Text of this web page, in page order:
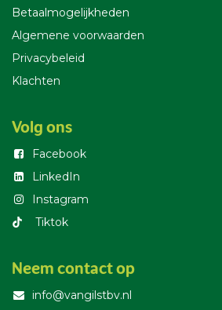
Betaalmogelijkheden
Algemene voorwaarden
Privacybeleid
Klachten
Volg ons
Facebook
LinkedIn
Instagram
T​iktok
Neem contact op
info@vangilstbv.nl